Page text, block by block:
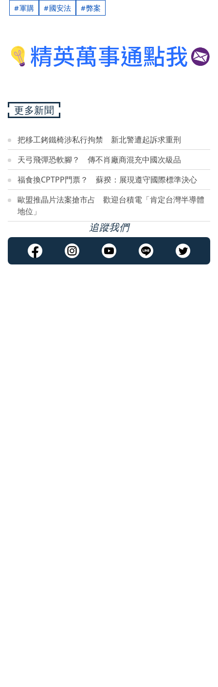
軍購 國安法 弊案
更多新聞
把移工銬鐵椅涉私行拘禁 新北警遭起訴求重刑
天弓飛彈恐軟腳？ 傳不肖廠商混充中國次級品
福食換CPTPP門票？ 蘇揆：展現遵守國際標準決心
歐盟推晶片法案搶市占 歡迎台積電「肯定台灣半導體
地位」
追蹤我們